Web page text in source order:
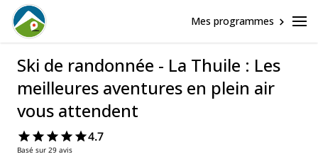
Mes programmes
Ski de randonnée - La Thuile : Les
meilleures aventures en plein air
vous attendent
4.7
Basé sur 29 avis